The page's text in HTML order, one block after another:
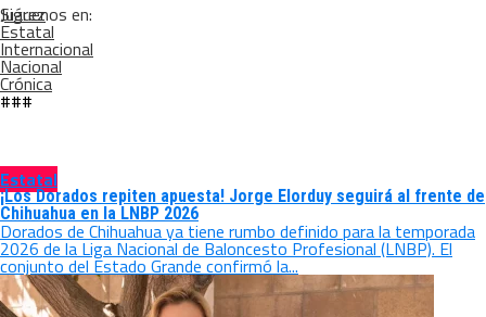
Siguenos en:
Juárez
Estatal
Internacional
Nacional
Crónica
###
Estatal
¡Los Dorados repiten apuesta! Jorge Elorduy seguirá al frente de
Chihuahua en la LNBP 2026
Dorados de Chihuahua ya tiene rumbo definido para la temporada
2026 de la Liga Nacional de Baloncesto Profesional (LNBP). El
conjunto del Estado Grande confirmó la...